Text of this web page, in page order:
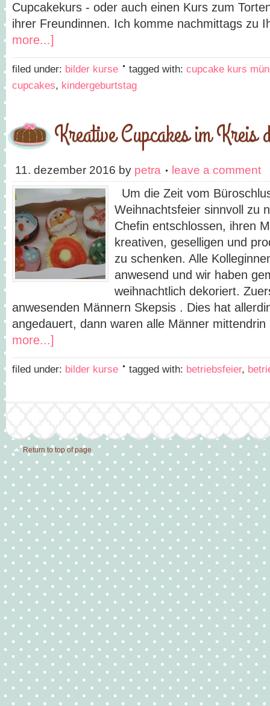
Cupcakekurs - oder auch einen Kurs zum
ihrer Freundinnen. Ich komme nachmittags zu
more...]
filed under: bilder kurse tagged with: cupcake kurs
cupcakes, kindergeburtstag
Kreative Cupcakes im Kreis
11. dezember 2016 by petra leave a comment
Um die Zeit vom
Weihnachtsfeier sinnvoll zu
Chefin entschlossen, ihren
kreativen, geselligen und
zu schenken. Alle
anwesend und wir haben
weihnachtlich dekoriert.
anwesenden Männern Skepsis . Dies hat
angedauert, dann waren alle Männer
more...]
filed under: bilder kurse tagged with: betriebsfeier,
Return to top of page